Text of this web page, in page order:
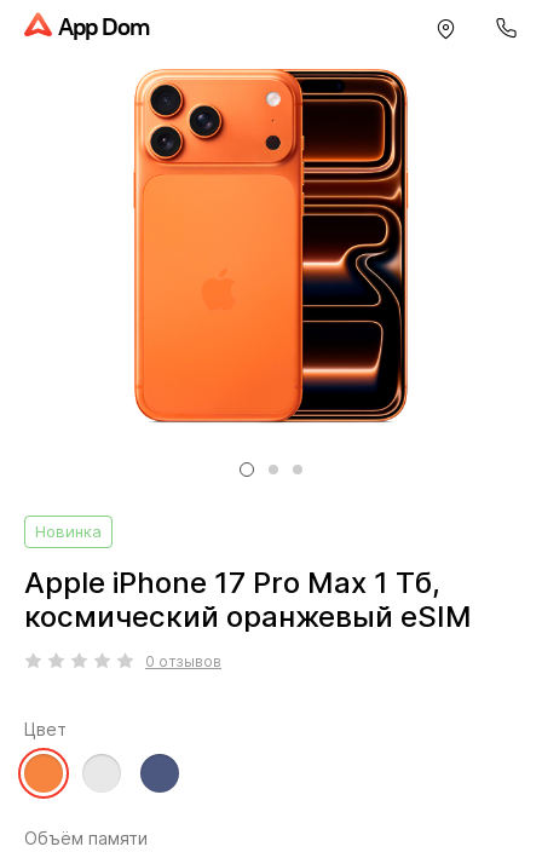
App Dom
Новинка
Apple iPhone 17 Pro Max 1 Тб,
космический оранжевый eSIM
0 отзывов
Цвет
Объём памяти